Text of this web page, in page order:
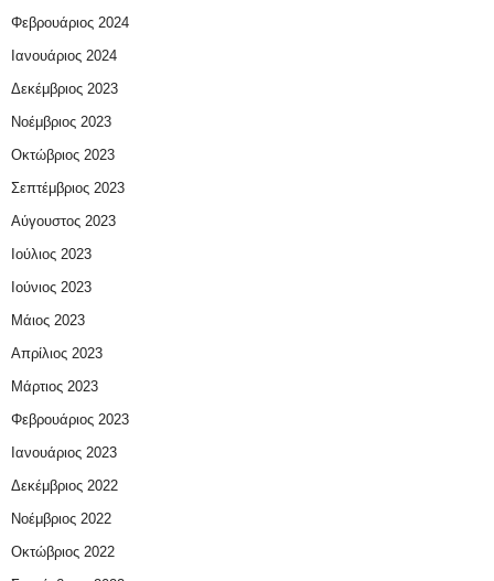
Φεβρουάριος 2024
Ιανουάριος 2024
Δεκέμβριος 2023
Νοέμβριος 2023
Οκτώβριος 2023
Σεπτέμβριος 2023
Αύγουστος 2023
Ιούλιος 2023
Ιούνιος 2023
Μάιος 2023
Απρίλιος 2023
Μάρτιος 2023
Φεβρουάριος 2023
Ιανουάριος 2023
Δεκέμβριος 2022
Νοέμβριος 2022
Οκτώβριος 2022